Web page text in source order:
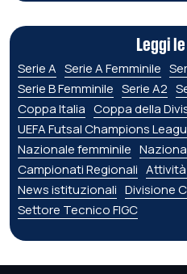
Leggi
Serie A Serie A Femminile
Serie B Femminile Serie A2
Coppa Italia Coppa della
UEFA Futsal Champions
Nazionale femminile
Campionati Regionali
News istituzionali Divisione
Settore Tecnico FIGC